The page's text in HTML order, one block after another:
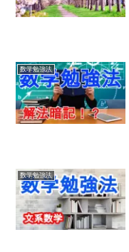
数学勉強法
数学勉強法